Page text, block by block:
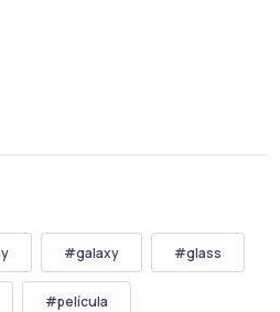
#galaxy #glass
#película